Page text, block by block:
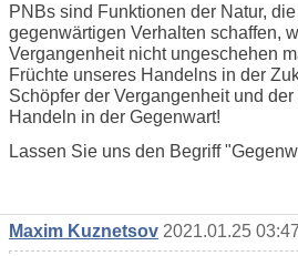
PNBs sind Funktionen der Natur,
gegenwärtigen Verhalten schaffen,
Vergangenheit nicht ungeschehen
Früchte unseres Handelns in der
Schöpfer der Vergangenheit und
Handeln in der Gegenwart!
Lassen Sie uns den Begriff
Maxim Kuznetsov 2021.01.25 03:47